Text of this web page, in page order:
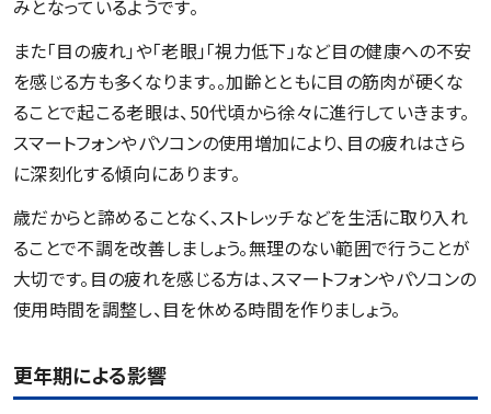
みとなっているようです。
また「目の疲れ」や「老眼」「視力低下」など目の健康への不安
を感じる方も多くなります。。加齢とともに目の筋肉が硬くな
ることで起こる老眼は、50代頃から徐々に進行していきます。
スマートフォンやパソコンの使用増加により、目の疲れはさら
に深刻化する傾向にあります。
歳だからと諦めることなく、ストレッチなどを生活に取り入れ
ることで不調を改善しましょう。無理のない範囲で行うことが
大切です。目の疲れを感じる方は、スマートフォンやパソコンの
使用時間を調整し、目を休める時間を作りましょう。
更年期による影響